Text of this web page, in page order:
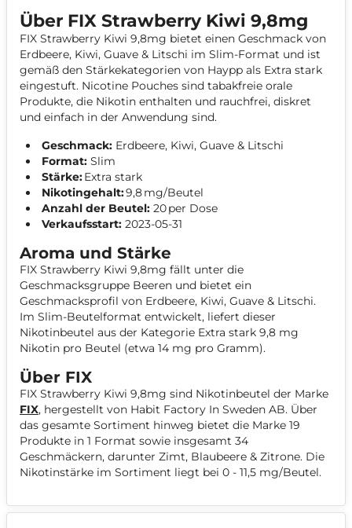
Über FIX Strawberry Kiwi 9,8mg
FIX Strawberry Kiwi 9,8mg bietet einen Geschmack von
Erdbeere, Kiwi, Guave & Litschi im Slim-Format und ist
gemäß den Stärkekategorien von Haypp als Extra stark
eingestuft. Nicotine Pouches sind tabakfreie orale
Produkte, die Nikotin enthalten und rauchfrei, diskret
und einfach in der Anwendung sind.
Geschmack: Erdbeere, Kiwi, Guave & Litschi
Format: Slim
Stärke:Extra stark
Nikotingehalt:9,8 mg/Beutel
Anzahl der Beutel: 20 per Dose
Verkaufsstart: 2023-05-31
Aroma und Stärke
FIX Strawberry Kiwi 9,8mg fällt unter die
Geschmacksgruppe Beeren und bietet ein
Geschmacksprofil von Erdbeere, Kiwi, Guave & Litschi.
Im Slim-Beutelformat entwickelt, liefert dieser
Nikotinbeutel aus der Kategorie Extra stark 9,8 mg
Nikotin pro Beutel (etwa 14 mg pro Gramm).
Über FIX
FIX Strawberry Kiwi 9,8mg sind Nikotinbeutel der Marke
FIX, hergestellt von Habit Factory In Sweden AB. Über
das gesamte Sortiment hinweg bietet die Marke 19
Produkte in 1 Format sowie insgesamt 34
Geschmäckern, darunter Zimt, Blaubeere & Zitrone. Die
Nikotinstärke im Sortiment liegt bei 0 - 11,5 mg/Beutel.